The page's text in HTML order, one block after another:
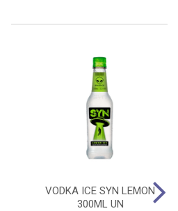
VODKA ICE SYN LEMON
300ML UN